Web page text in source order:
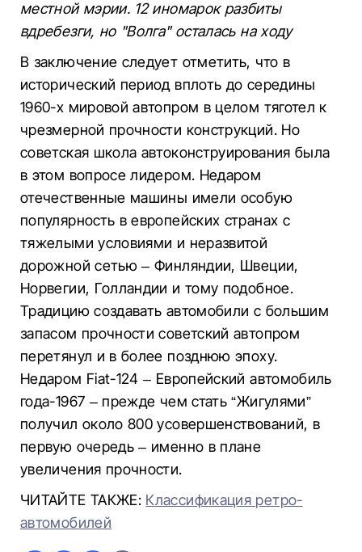
местной мэрии. 12 иномарок разбиты
вдребезги, но "Волга" осталась на ходу
В заключение следует отметить, что в
исторический период вплоть до середины
1960-х мировой автопром в целом тяготел к
чрезмерной прочности конструкций. Но
советская школа автоконструирования была
в этом вопросе лидером. Недаром
отечественные машины имели особую
популярность в европейских странах с
тяжелыми условиями и неразвитой
дорожной сетью – Финляндии, Швеции,
Норвегии, Голландии и тому подобное.
Традицию создавать автомобили с большим
запасом прочности советский автопром
перетянул и в более позднюю эпоху.
Недаром Fiat-124 – Европейский автомобиль
года-1967 – прежде чем стать “Жигулями”
получил около 800 усовершенствований, в
первую очередь – именно в плане
увеличения прочности.
ЧИТАЙТЕ ТАКЖЕ: Классификация ретро-
автомобилей